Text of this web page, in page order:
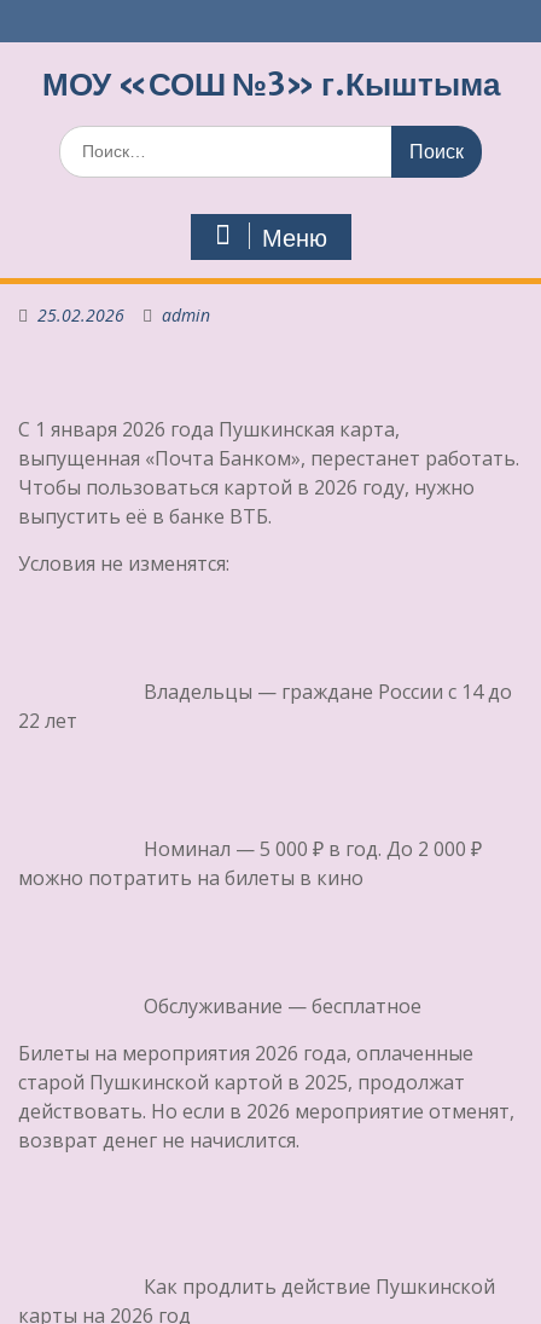
к
МОУ «СОШ №3» г.Кыштыма
Поиск
по:
Меню
25.02.2026 admin
С 1 января 2026 года Пушкинская карта,
выпущенная «Почта Банком», перестанет работать.
Чтобы пользоваться картой в 2026 году, нужно
выпустить её в банке ВТБ.
Условия не изменятся:
Владельцы — граждане России с 14 до
22 лет
Номинал — 5 000 ₽ в год. До 2 000 ₽
можно потратить на билеты в кино
Обслуживание — бесплатное
Билеты на мероприятия 2026 года, оплаченные
старой Пушкинской картой в 2025, продолжат
действовать. Но если в 2026 мероприятие отменят,
возврат денег не начислится.
Как продлить действие Пушкинской
карты на 2026 год